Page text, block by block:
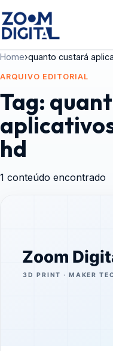
Home›quanto custará
ARQUIVO EDITORIAL
Tag:
hd
1 conteúdo encontrado